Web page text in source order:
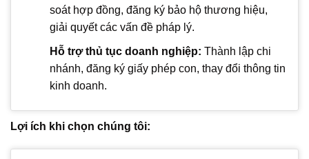
soát hợp đồng, đăng ký bảo hộ thương hiệu,
giải quyết các vấn đề pháp lý.
Hỗ trợ thủ tục doanh nghiệp: Thành lập chi
nhánh, đăng ký giấy phép con, thay đổi thông tin
kinh doanh.
Lợi ích khi chọn chúng tôi: